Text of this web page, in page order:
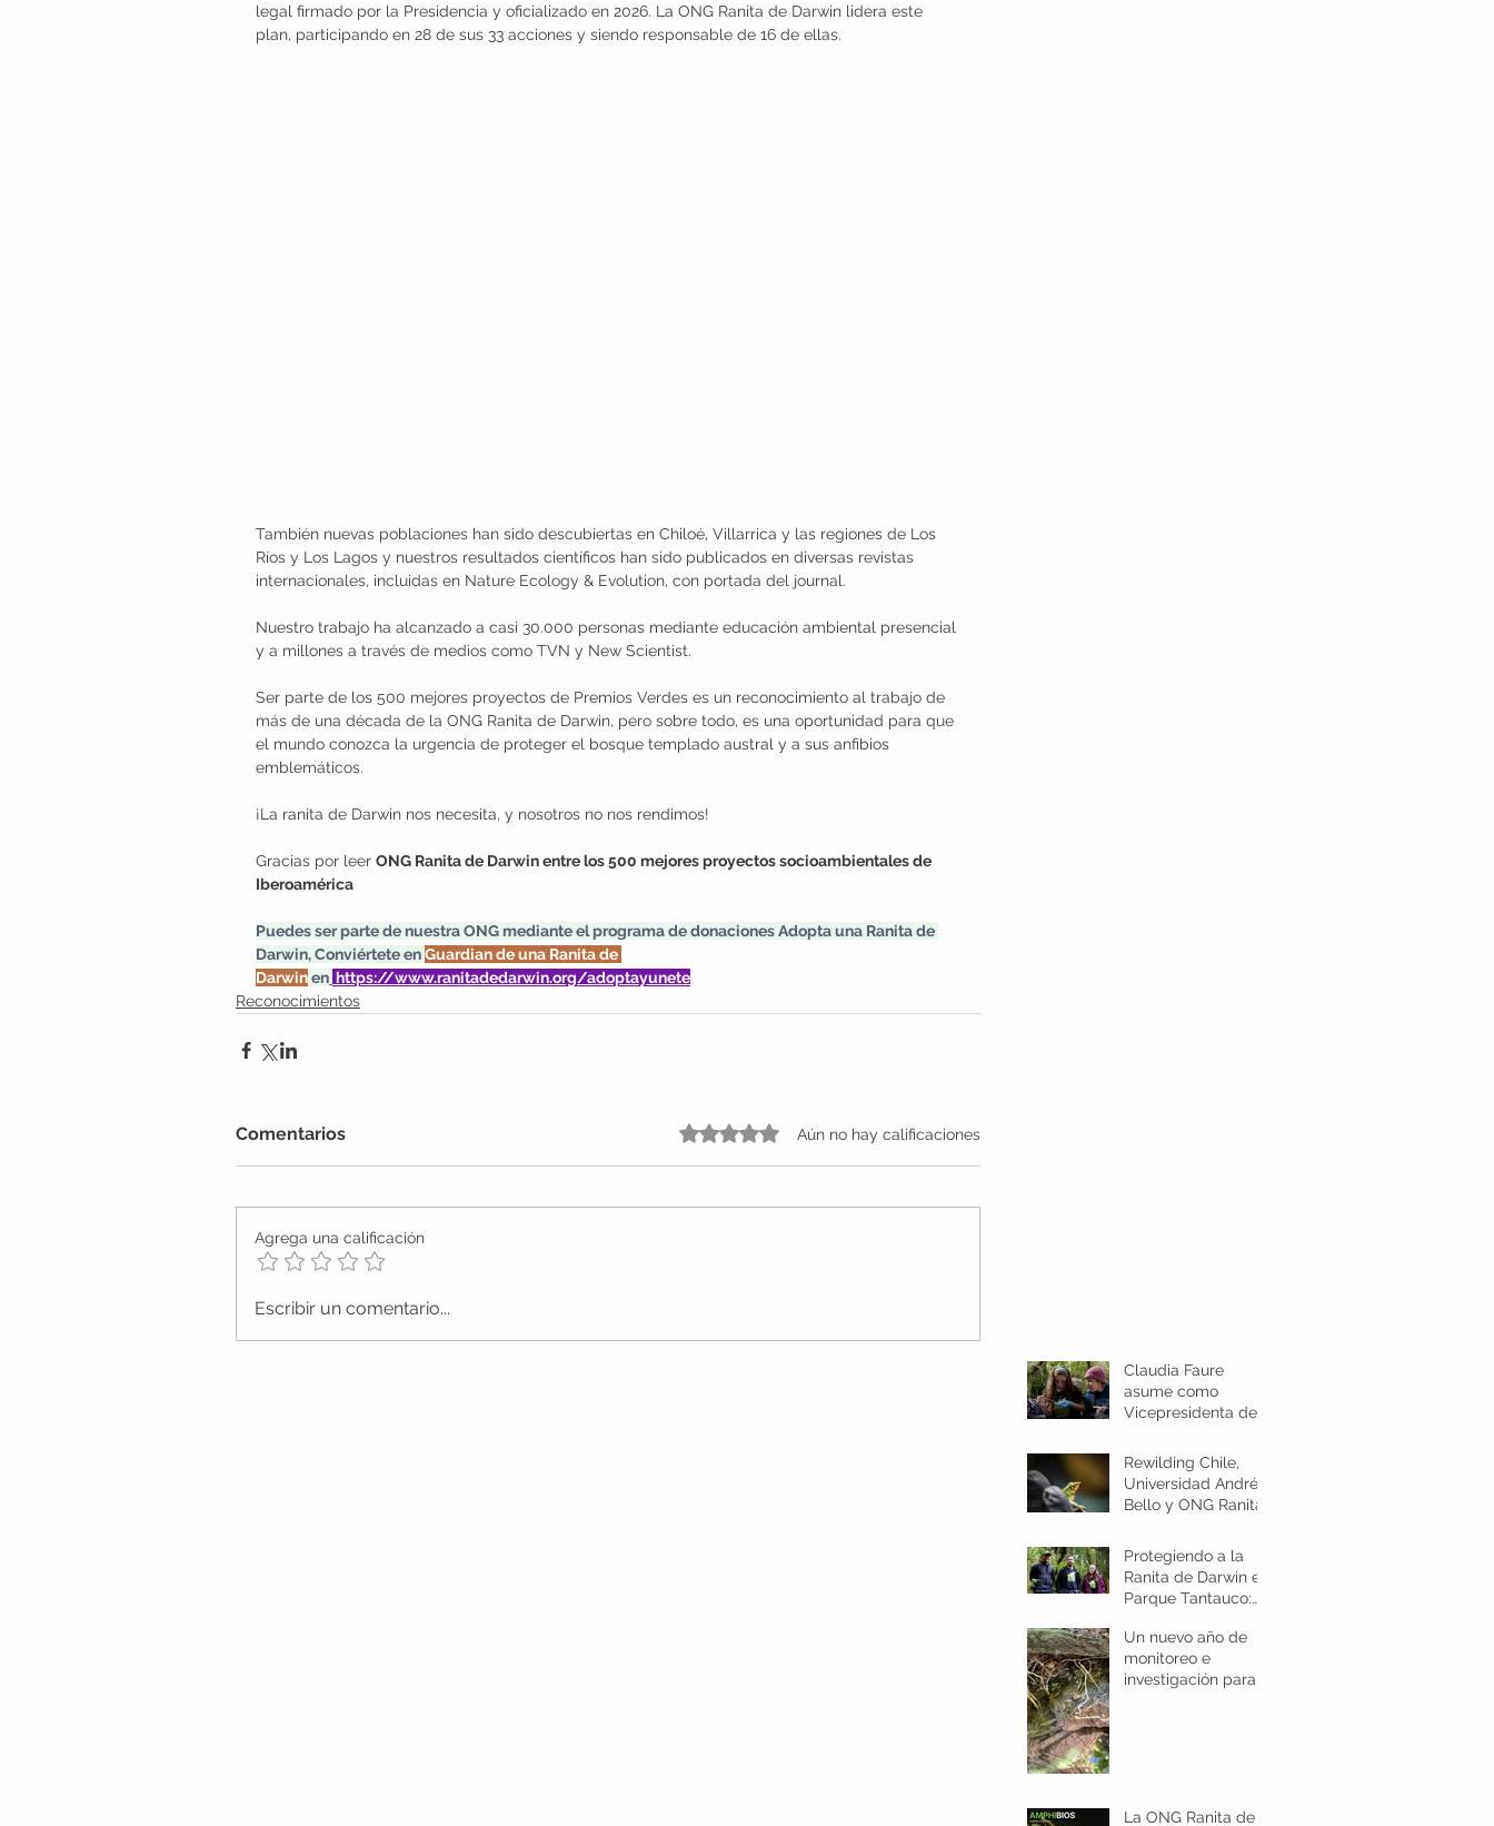
legal firmado por la Presidencia y oficializado en 2026. La ONG Ranita de Darwin lidera este
plan, participando en 28 de sus 33 acciones y siendo responsable de 16 de ellas.
También nuevas poblaciones han sido descubiertas en Chiloé, Villarrica y las regiones de Los
Ríos y Los Lagos y nuestros resultados científicos han sido publicados en diversas revistas
internacionales, incluidas en Nature Ecology & Evolution, con portada del journal.
Nuestro trabajo ha alcanzado a casi 30.000 personas mediante educación ambiental presencial
y a millones a través de medios como TVN y New Scientist.
Ser parte de los 500 mejores proyectos de Premios Verdes es un reconocimiento al trabajo de
más de una década de la ONG Ranita de Darwin, pero sobre todo, es una oportunidad para que
el mundo conozca la urgencia de proteger el bosque templado austral y a sus anfibios
emblemáticos.
¡La ranita de Darwin nos necesita, y nosotros no nos rendimos!
Gracias por leer ONG Ranita de Darwin entre los 500 mejores proyectos socioambientales de
Iberoamérica
Puedes ser parte de nuestra ONG mediante el programa de donaciones Adopta una Ranita de
Darwin, Conviértete en Guardian de una Ranita de
Darwin en https://www.ranitadedarwin.org/adoptayunete
Reconocimientos
Comentarios Obtuvo 0 de 5 estrellas.Aún no hay calificaciones
Agrega una calificación
Escribir un comentario...
Claudia Faure
asume como
Vicepresidenta del
Regional del Grupo
de Especialistas en
Anfibios de la UICN
Rewilding Chile,
Universidad Andrés
Bello y ONG Ranita
para proteger los
anfibios de la
Patagonia
Protegiendo a la
Ranita de Darwin en
Parque Tantauco:
prevención de
quitridiomicosis
Un nuevo año de
monitoreo e
investigación para
La ONG Ranita de